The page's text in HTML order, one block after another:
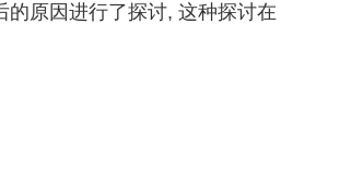
原因进行了探讨, 这种探讨在